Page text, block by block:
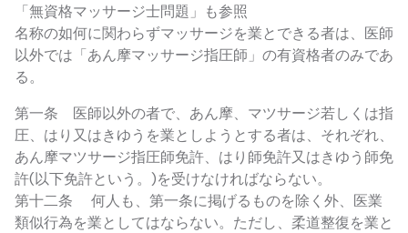
「無資格マッサージ士問題」も参照
名称の如何に関わらずマッサージを業とできる者は、医師
以外では「あん摩マッサージ指圧師」の有資格者のみであ
る。
第一条 医師以外の者で、あん摩、マツサージ若しくは指
圧、はり又はきゆうを業としようとする者は、それぞれ、
あん摩マツサージ指圧師免許、はり師免許又はきゆう師免
許(以下免許という。)を受けなければならない。
第十二条 何人も、第一条に掲げるものを除く外、医業
類似行為を業としてはならない。ただし、柔道整復を業と